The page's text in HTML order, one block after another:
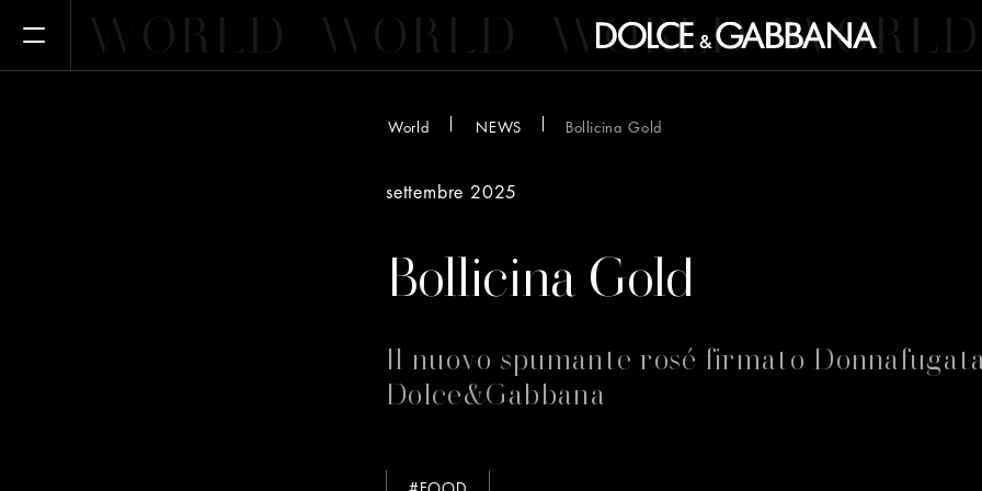
Apri il menuWORLD WORLD WORLD WORLD
World NEWS Bollicina Gold
settembre 2025
Bollicina Gold
Il nuovo spumante rosé firmato
Dolce&Gabbana